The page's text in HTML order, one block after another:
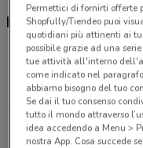
Negozi Sephora e
Via Giuseppe
5.6 km
APERTO
Via Generale
15 km
Permettici di fornirti offerte
Shopfully/Tiendeo puoi
quotidiani più attinenti ai
possibile grazie ad una
tue attività all'interno
come indicato nel
abbiamo bisogno del tuo
Se dai il tuo consenso
tutto il mondo attraverso
idea accedendo a Menu >
nostra App. Cosa succede